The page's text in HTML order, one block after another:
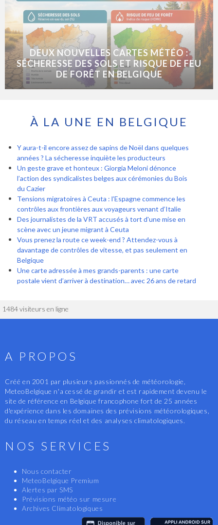
DEUX NOUVELLES CARTES MÉTÉO :
SÉCHERESSE DES SOLS ET RISQUE DE FEU
DE FORÊT EN BELGIQUE
À LA UNE EN BELGIQUE
Y aura-t-il encore assez de sapins de Noël dans quelques
années ? La sécheresse inquiète les producteurs
Un geste grave et honteux : Giorgia Meloni dénonce
l’action des syndicalistes belges aux cérémonies du Bois
du Cazier
Tensions migratoires à Ceuta : l’Espagne commence les
contrôles aux frontières aux voyageurs venant d’Italie
Des journalistes de la VRT accusés à tort d'une mise en
scène avec un jeune migrant à Ceuta
Vous prenez la route ce week-end ? Attendez-vous à
davantage de contrôles de vitesse, et pas seulement en
Belgique
Une carte adressée à mes grands-parents : une carte
postale vient d’arriver à destination… avec 26 ans de retard
1484 visiteurs en ligne
A PROPOS
Créé en 2001 par plusieurs passionnés de météorologie,
MeteoBelgique n'a cessé de grandir et est rapidement devenu le
site de référence en Belgique francophone fort de 25 années
d'expérience dans les domaines des prévisions météorologiques,
du réseau en temps réel et des analyses climatologiques.
NOS SERVICES
Nous contacter
MeteoBelgique Premium
Alertes par SMS
Prévisions météo sur mesure
Archives Climatologiques